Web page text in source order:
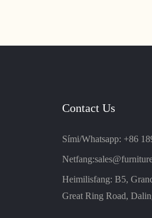
Contact Us
Sími/Whatsapp: +86
Netfang:
Heimilisfang: B5,
Great Ring Road,